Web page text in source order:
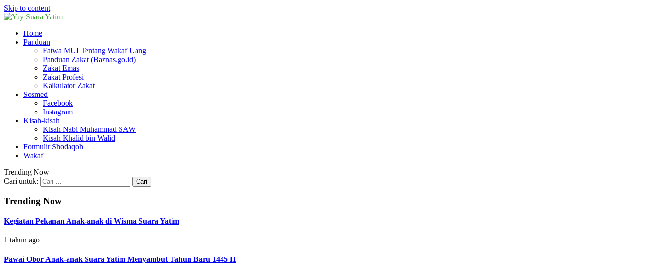
Skip to content
Home
Panduan
Fatwa MUI Tentang Wakaf Uang
Panduan Zakat (Baznas.go.id)
Zakat Emas
Zakat Profesi
Kalkulator Zakat
Sosmed
Facebook
Instagram
Kisah-kisah
Kisah Nabi Muhammad SAW
Kisah Khalid bin Walid
Formulir Shodaqoh
Wakaf
Trending Now
Cari untuk:
Trending Now
Kegiatan Pekanan Anak-anak di Wisma Suara Yatim
1 tahun ago
Pawai Obor Anak-anak Suara Yatim Menyambut Tahun Baru 1445 H